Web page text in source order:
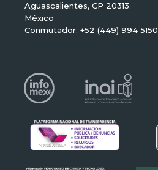
Aguascalientes, CP 20313.
México
Conmutador: +52 (449) 994 5150